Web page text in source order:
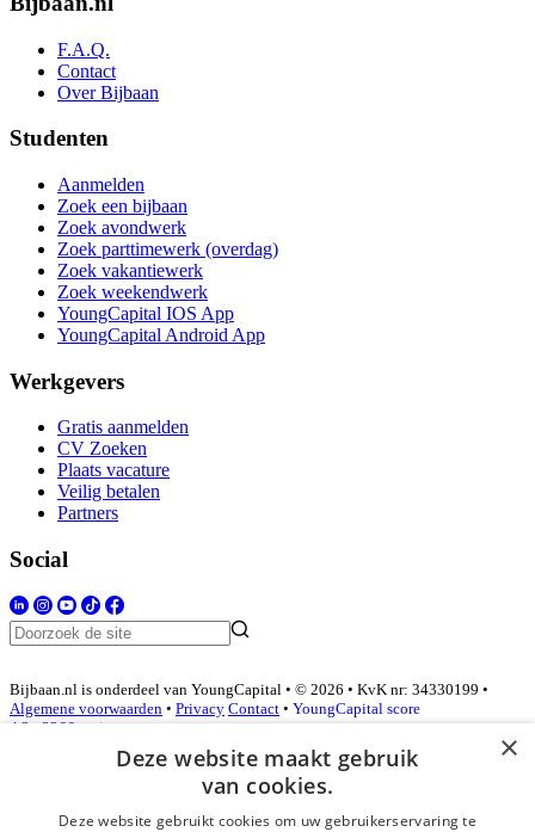
F.A.Q.
Contact
Over Bijbaan
Studenten
Aanmelden
Zoek een bijbaan
Zoek avondwerk
Zoek parttimewerk (overdag)
Zoek vakantiewerk
Zoek weekendwerk
YoungCapital IOS App
YoungCapital Android App
Werkgevers
Gratis aanmelden
CV Zoeken
Plaats vacature
Veilig betalen
Partners
Social
Bijbaan.nl is onderdeel van YoungCapital • © 2026 • KvK nr: 34330199 •
Algemene voorwaarden • Privacy Contact • YoungCapital score
4.3 - 3366 reviews
Inloggen als bedrijf
×
Deze website maakt gebruik
van cookies.
Deze website gebruikt cookies om uw gebruikerservaring te